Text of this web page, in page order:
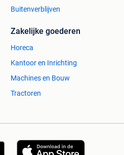
Buitenverblijven
Zakelijke goederen
Horeca
Kantoor en Inrichting
Machines en Bouw
Tractoren